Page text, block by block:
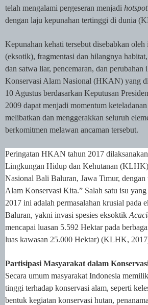
telah mengalami pergeseran menjadi
dengan laju kepunahan tertinggi di dunia
Kepunahan kehati tersebut disebabkan oleh
(eksotik), fragmentasi dan hilangnya
dan satwa liar, pencemaran, dan
Konservasi Alam Nasional (HKAN) yang
10 Agustus berdasarkan Keputusan
2009 dapat menjadi momentum
melibatkan dan menggerakkan seluruh
berkomitmen melawan ancaman tersebut.
Peringatan HKAN tahun 2017
Lingkungan Hidup dan Kehutanan
Nasional Bali Baluran, Jawa Timur, dengan
Alam Konservasi Kita.” Salah satu isu
2017 ini adalah permasalahan krusial pada
Baluran, yakni invasi spesies eksoktik
mencapai luasan 5.592 Hektar pada
luas kawasan 25.000 Hektar) (KLHK,
Partisipasi Masyarakat dalam
Secara umum masyarakat Indonesia
tinggi terhadap konservasi alam, seperti
bentuk kegiatan konservasi hutan,